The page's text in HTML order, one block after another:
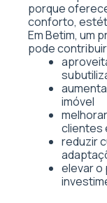
porque
conforto,
Em Betim, um
pode
imóvel
clientes
reduzir
elevar o